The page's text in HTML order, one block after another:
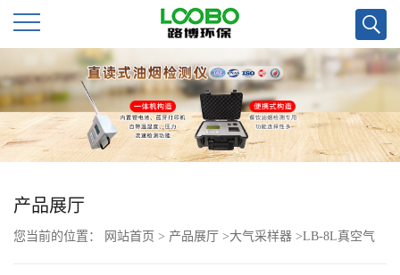
公
司
首
页
公
产品展厅
您当前的位置： 网站首页 > 产品展厅 >大气采样器 >LB-8L真空气